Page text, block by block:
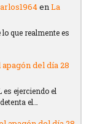
enLa
que realmente es
del día 28
es ejerciendo el
el…